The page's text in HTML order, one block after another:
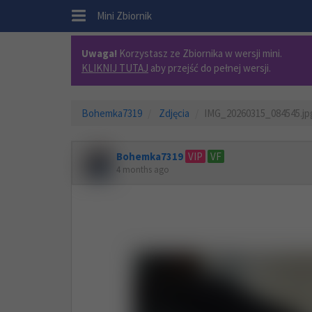
. Mini Zbiornik
Uwaga! Korzystasz ze Zbiornika w wersji mini.
KLIKNIJ TUTAJ aby przejść do pełnej wersji.
Bohemka7319 Zdjęcia
Bohemka7319 VIP VF
4 months ago